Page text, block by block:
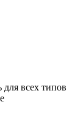
всех типов